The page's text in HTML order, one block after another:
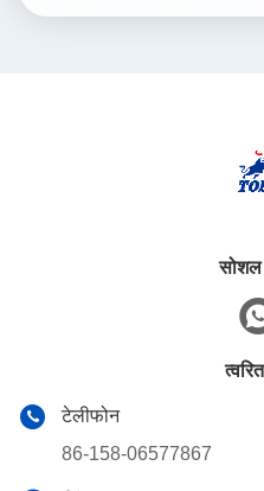
सोशल
टेलीफोन
86-158-06577867